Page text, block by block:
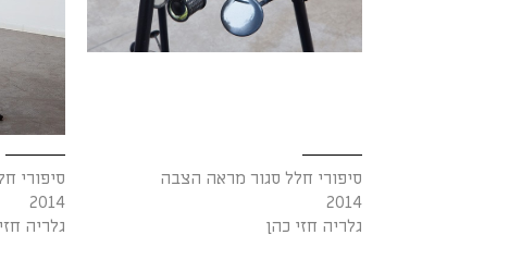
סיפורי חלל סגור מראה הצבה
2014
גלריה חזי כהן
סיפורי
2014
גלריה